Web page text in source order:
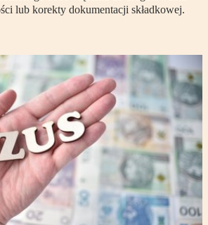
lub korekty dokumentacji składkowej.